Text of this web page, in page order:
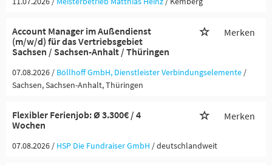
Account Manager im Außendienst
(m/w/d) für das Vertriebsgebiet
Sachsen / Sachsen-Anhalt / Thüringen
Merken
07.08.2026 / Böllhoff GmbH, Dienstleister Verbindungselemente /
Sachsen, Sachsen-Anhalt, Thüringen
Flexibler Ferienjob: Ø 3.300€ / 4
Wochen
Merken
07.08.2026 / HSP Die Fundraiser GmbH / deutschlandweit